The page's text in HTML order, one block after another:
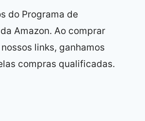
do Programa de
Amazon. Ao comprar
links, ganhamos
compras qualificadas.